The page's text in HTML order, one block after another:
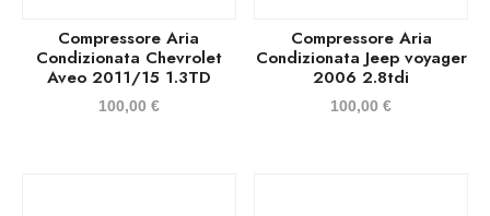
Compressore Aria
Condizionata Chevrolet
Aveo 2011/15 1.3TD
100,00 €
Compressore Aria
Condizionata Jeep voyager
2006 2.8tdi
100,00€